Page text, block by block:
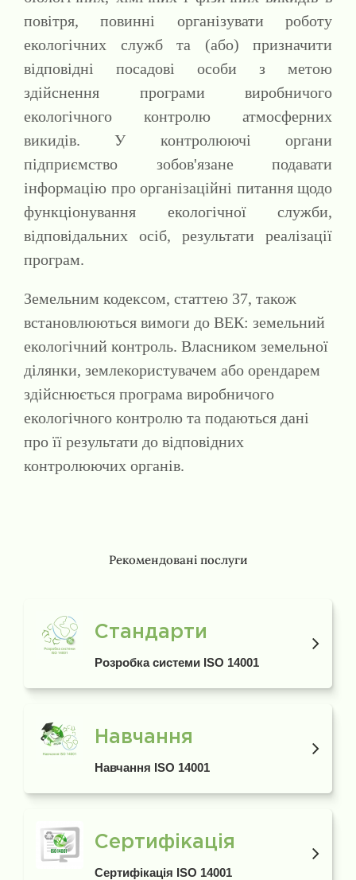
повітря, повинні організувати роботу
екологічних служб та (або) призначити
відповідні посадові особи з метою
здійснення програми виробничого
екологічного контролю атмосферних
викидів. У контролюючі органи
підприємство зобов'язане подавати
інформацію про організаційні питання щодо
функціонування екологічної служби,
відповідальних осіб, результати реалізації
програм.
Земельним кодексом, статтею 37, також
встановлюються вимоги до ВЕК: земельний
екологічний контроль. Власником земельної
ділянки, землекористувачем або орендарем
здійснюється програма виробничого
екологічного контролю та подаються дані
про її результати до відповідних
контролюючих органів.
Рекомендовані послуги
Стандарти
Розробка системи ISO 14001
Навчання
Навчання ISO 14001
Сертифікація
Сертифікація ISO 14001